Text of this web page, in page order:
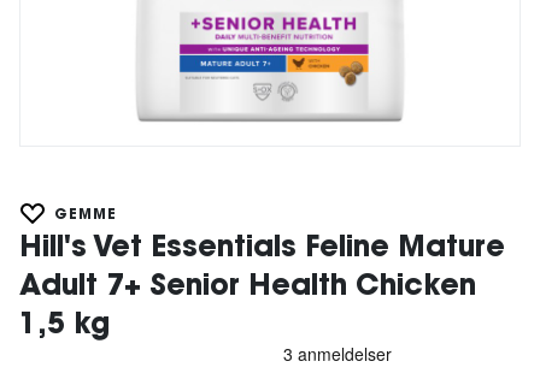
GEMME
Hill's Vet Essentials Feline Mature
Adult 7+ Senior Health Chicken
1,5 kg